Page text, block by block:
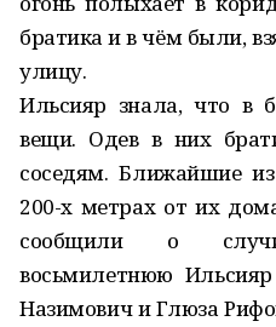
братика и в чём были,
улицу.
Ильсияр знала, что в
вещи. Одев в них
соседям. Ближайшие
200-х метрах от их
сообщили о
восьмилетнюю
Назимович и Глюза